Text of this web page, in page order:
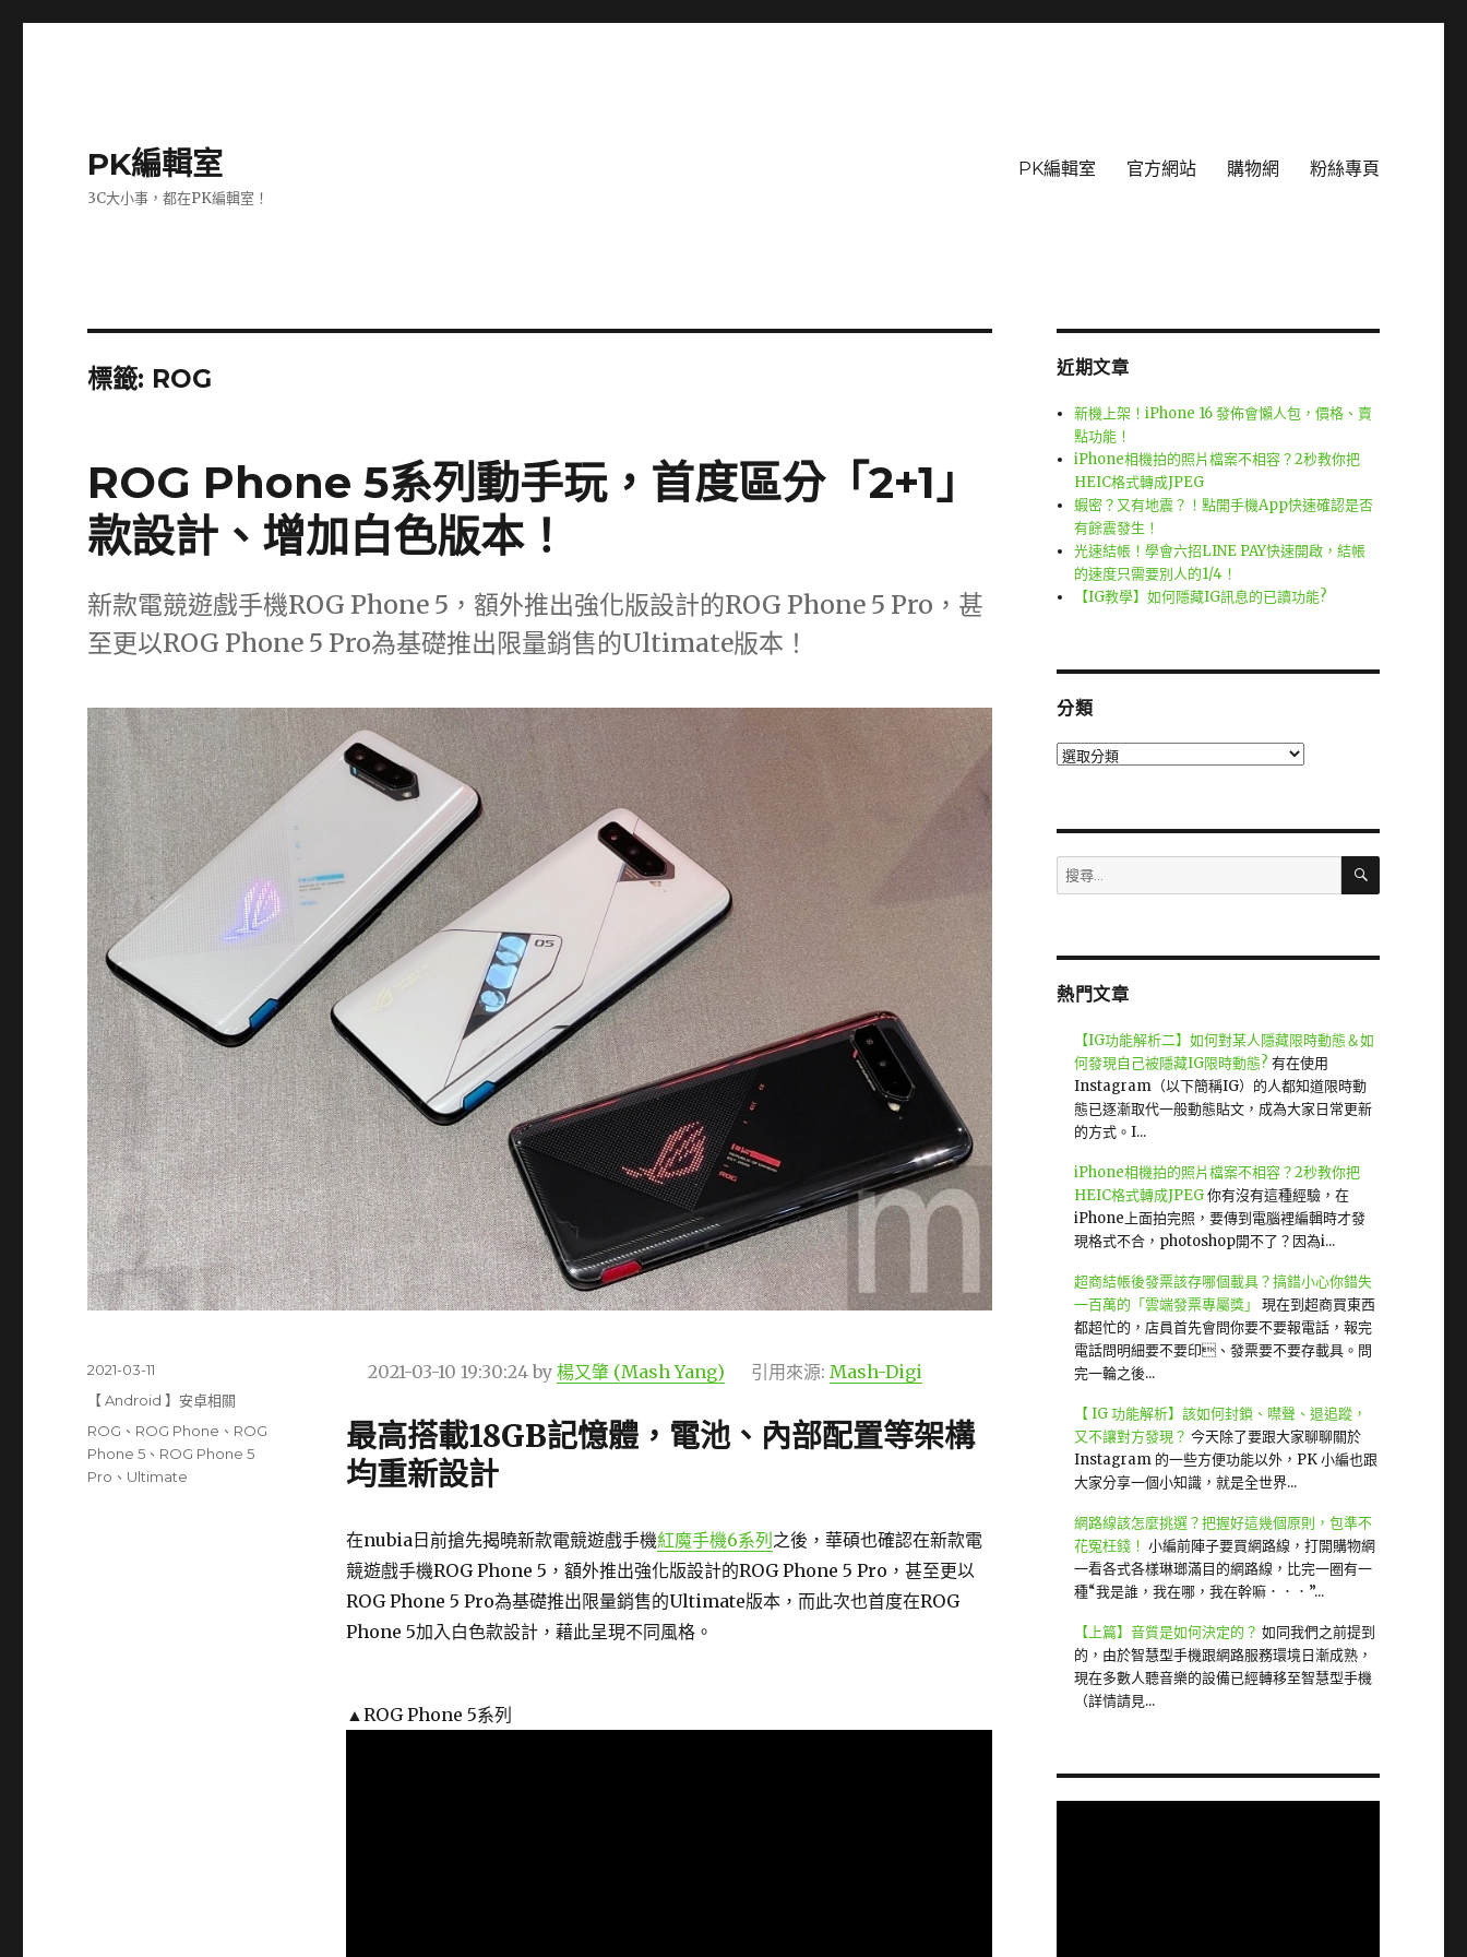
PK編輯室
3C大小事，都在PK編輯室！
PK編輯室 官方網站 購物網 粉絲專頁
標籤: ROG
ROG Phone 5系列動手玩，首度區分「2+1」
款設計、增加白色版本！
新款電競遊戲手機ROG Phone 5，額外推出強化版設計的ROG Phone 5 Pro，甚
至更以ROG Phone 5 Pro為基礎推出限量銷售的Ultimate版本！
2021-03-10 19:30:24by 楊又肇 (Mash Yang) 引用來源: Mash-Digi
最高搭載18GB記憶體，電池、內部配置等架構
均重新設計
在nubia日前搶先揭曉新款電競遊戲手機紅魔手機6系列之後，華碩也確認在新款電
競遊戲手機ROG Phone 5，額外推出強化版設計的ROG Phone 5 Pro，甚至更以
ROG Phone 5 Pro為基礎推出限量銷售的Ultimate版本，而此次也首度在ROG
Phone 5加入白色款設計，藉此呈現不同風格。
▲ROG Phone 5系列
發
佈
期:
2021-03-11
分【 Android 】安卓相關
標
籤
ROG 、 ROG Phone 、 ROG
Phone 5 、 ROG Phone 5
Pro 、 Ultimate
近期文章
新機上架！iPhone 16 發佈會懶人包，價格、賣
點功能！
iPhone相機拍的照片檔案不相容？2秒教你把
HEIC格式轉成JPEG
蝦密？又有地震？！點開手機App快速確認是否
有餘震發生！
光速結帳！學會六招LINE PAY快速開啟，結帳
的速度只需要別人的1/4！
【IG教學】如何隱藏IG訊息的已讀功能?
分類
分
搜
尋
字:
搜
熱門文章
【IG功能解析二】如何對某人隱藏限時動態＆如
何發現自己被隱藏IG限時動態? 有在使用
Instagram（以下簡稱IG）的人都知道限時動
態已逐漸取代一般動態貼文，成為大家日常更新
的方式。I...
iPhone相機拍的照片檔案不相容？2秒教你把
HEIC格式轉成JPEG你有沒有這種經驗，在
iPhone上面拍完照，要傳到電腦裡編輯時才發
現格式不合，photoshop開不了？因為i...
超商結帳後發票該存哪個載具？搞錯小心你錯失
一百萬的「雲端發票專屬獎」
現在到超商買東西
都超忙的，店員首先會問你要不要報電話，報完
電話問明細要不要印、發票要不要存載具。問
完一輪之後...
【 IG 功能解析】該如何封鎖、噤聲、退追蹤，
又不讓對方發現？ 今天除了要跟大家聊聊關於
Instagram 的一些方便功能以外，PK 小編也跟
大家分享一個小知識，就是全世界...
網路線該怎麼挑選？把握好這幾個原則，包準不
花冤枉錢！ 小編前陣子要買網路線，打開購物網
一看各式各樣琳瑯滿目的網路線，比完一圈有一
種“我是誰，我在哪，我在幹嘛．．．”...
【上篇】音質是如何決定的？ 如同我們之前提到
的，由於智慧型手機跟網路服務環境日漸成熟，
現在多數人聽音樂的設備已經轉移至智慧型手機
（詳情請見...